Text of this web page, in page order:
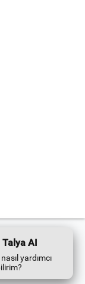
saklıdır.